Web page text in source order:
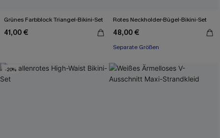
Grünes Farbblock Triangel-Bikini-Set
41,00 €
Rotes Neckholder-Bügel-Bikini-Set
48,00 €
Separate Größen
-20%